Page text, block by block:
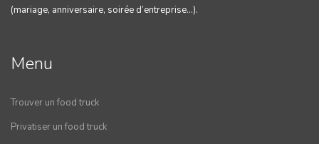
(mariage, anniversaire, soirée d’entreprise…).
Menu
Trouver un food truck
Privatiser un food truck